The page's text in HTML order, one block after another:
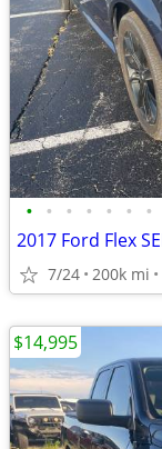
• • • • • • •
7/24 200k mi
$14,995